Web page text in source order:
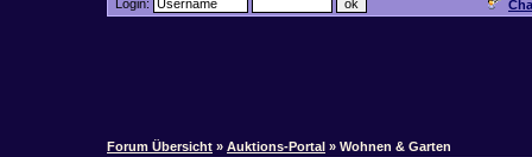
Login:
Forum Übersicht » Auktions-Portal » Wohnen & Garten